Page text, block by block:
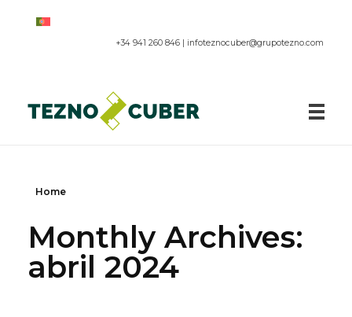
+34 941 260 846 | infoteznocuber@grupotezno.com
Home
Monthly Archives:
abril 2024